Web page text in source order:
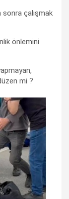
sonra çalışmak
önlemini
mi ?